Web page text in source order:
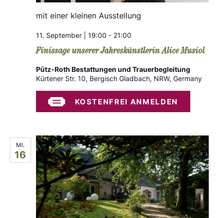
11. September | 19:00 - 21:00
Finissage unserer Jahreskünstlerin Alice Musiol
mit einer kleinen Ausstellung
Pütz-Roth Bestattungen und Trauerbegleitung
Kürtener Str. 10, Bergisch Gladbach, NRW, Germany
KOSTENFREI ANMELDEN
MI.
16